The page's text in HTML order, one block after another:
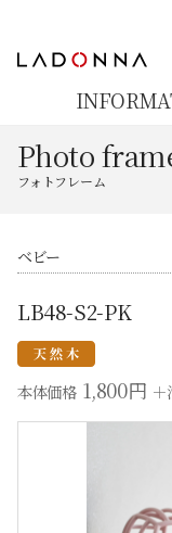
Photo
フォトフレーム
ベビー
LB48-S2-PK
本体価格 1,800円 ＋